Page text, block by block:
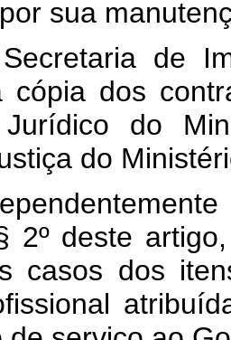
sua
de
cópia dos
do
do
2º deste
casos dos